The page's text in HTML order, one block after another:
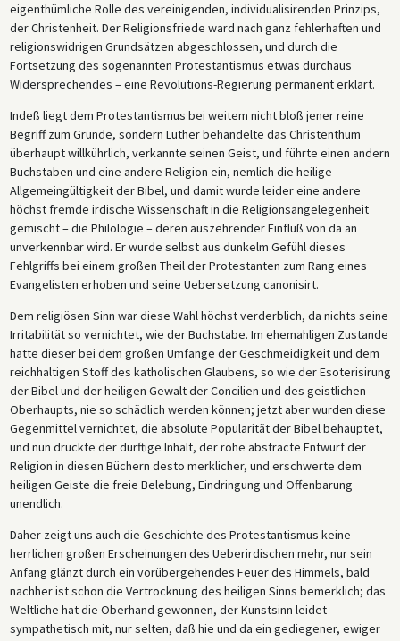
eigenthümliche Rolle des vereinigenden, individualisirenden Prinzips,
der Christenheit. Der Religionsfriede ward nach ganz fehlerhaften und
religionswidrigen Grundsätzen abgeschlossen, und durch die
Fortsetzung des sogenannten Protestantismus etwas durchaus
Widersprechendes – eine Revolutions-Regierung permanent erklärt.
Indeß liegt dem Protestantismus bei weitem nicht bloß jener reine
Begriff zum Grunde, sondern Luther behandelte das Christenthum
überhaupt willkührlich, verkannte seinen Geist, und führte einen andern
Buchstaben und eine andere Religion ein, nemlich die heilige
Allgemeingültigkeit der Bibel, und damit wurde leider eine andere
höchst fremde irdische Wissenschaft in die Religionsangelegenheit
gemischt – die Philologie – deren auszehrender Einfluß von da an
unverkennbar wird. Er wurde selbst aus dunkelm Gefühl dieses
Fehlgriffs bei einem großen Theil der Protestanten zum Rang eines
Evangelisten erhoben und seine Uebersetzung canonisirt.
Dem religiösen Sinn war diese Wahl höchst verderblich, da nichts seine
Irritabilität so vernichtet, wie der Buchstabe. Im ehemahligen Zustande
hatte dieser bei dem großen Umfange der Geschmeidigkeit und dem
reichhaltigen Stoff des katholischen Glaubens, so wie der Esoterisirung
der Bibel und der heiligen Gewalt der Concilien und des geistlichen
Oberhaupts, nie so schädlich werden können; jetzt aber wurden diese
Gegenmittel vernichtet, die absolute Popularität der Bibel behauptet,
und nun drückte der dürftige Inhalt, der rohe abstracte Entwurf der
Religion in diesen Büchern desto merklicher, und erschwerte dem
heiligen Geiste die freie Belebung, Eindringung und Offenbarung
unendlich.
Daher zeigt uns auch die Geschichte des Protestantismus keine
herrlichen großen Erscheinungen des Ueberirdischen mehr, nur sein
Anfang glänzt durch ein vorübergehendes Feuer des Himmels, bald
nachher ist schon die Vertrocknung des heiligen Sinns bemerklich; das
Weltliche hat die Oberhand gewonnen, der Kunstsinn leidet
sympathetisch mit, nur selten, daß hie und da ein gediegener, ewiger